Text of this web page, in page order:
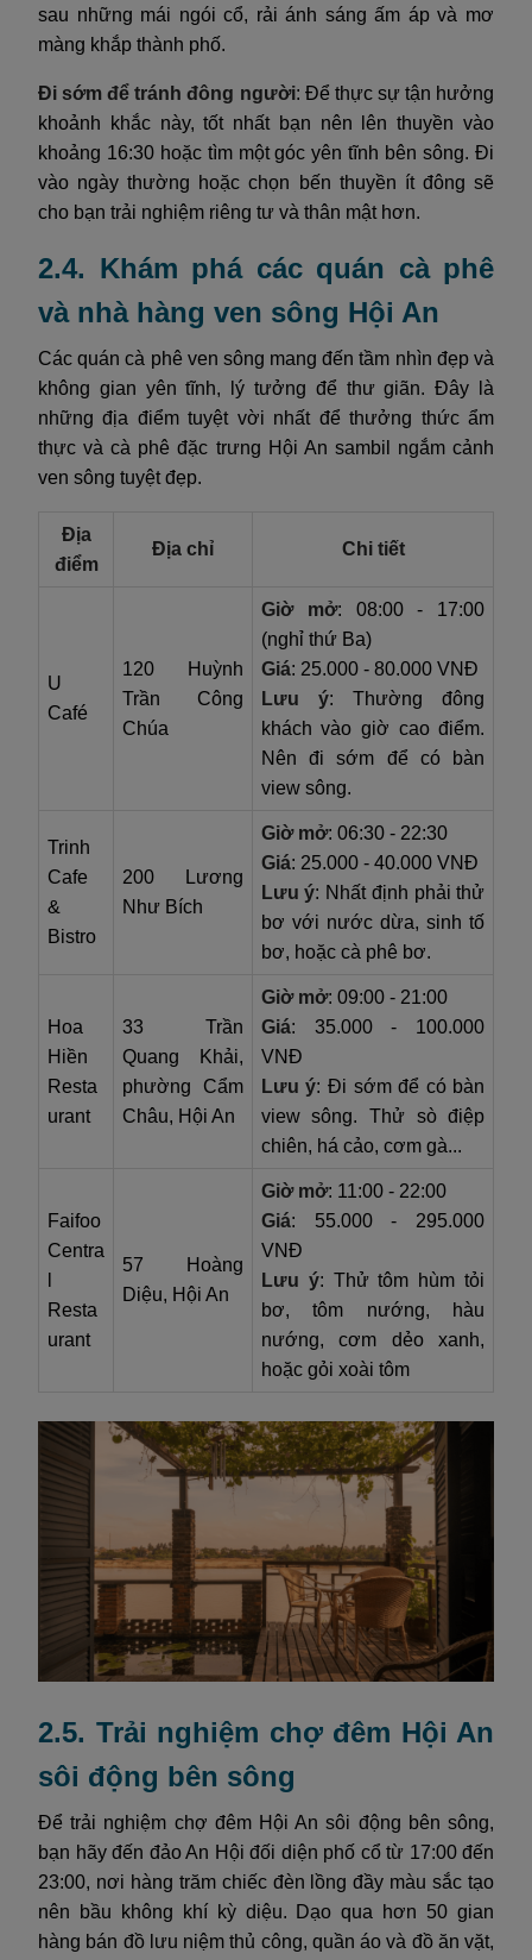
sau những mái ngói cổ, rải ánh sáng ấm áp và mơ
màng khắp thành phố.
Đi sớm để tránh đông người: Để thực sự tận hưởng
khoảnh khắc này, tốt nhất bạn nên lên thuyền vào
khoảng 16:30 hoặc tìm một góc yên tĩnh bên sông. Đi
vào ngày thường hoặc chọn bến thuyền ít đông sẽ
cho bạn trải nghiệm riêng tư và thân mật hơn.
2.4. Khám phá các quán cà phê
và nhà hàng ven sông Hội An
Các quán cà phê ven sông mang đến tầm nhìn đẹp và
không gian yên tĩnh, lý tưởng để thư giãn. Đây là
những địa điểm tuyệt vời nhất để thưởng thức ẩm
thực và cà phê đặc trưng Hội An sambil ngắm cảnh
ven sông tuyệt đẹp.
Địa
điểm
Địa chỉ Chi tiết
U
Café
120 Huỳnh
Trần Công
Chúa
Giờ mở: 08:00 - 17:00
(nghỉ thứ Ba)
Giá: 25.000 - 80.000 VNĐ
Lưu ý: Thường đông
khách vào giờ cao điểm.
Nên đi sớm để có bàn
view sông.
Trinh
Cafe
&
Bistro
200 Lương
Như Bích
Giờ mở: 06:30 - 22:30
Giá: 25.000 - 40.000 VNĐ
Lưu ý: Nhất định phải thử
bơ với nước dừa, sinh tố
bơ, hoặc cà phê bơ.
Hoa
Hiền
Resta
urant
33 Trần
Quang Khải,
phường Cẩm
Châu, Hội An
Giờ mở: 09:00 - 21:00
Giá: 35.000 - 100.000
VNĐ
Lưu ý: Đi sớm để có bàn
view sông. Thử sò điệp
chiên, há cảo, cơm gà...
Faifoo
Centra
Resta
urant
57 Hoàng
Diệu, Hội An
Giờ mở: 11:00 - 22:00
Giá: 55.000 - 295.000
VNĐ
Lưu ý: Thử tôm hùm tỏi
bơ, tôm nướng, hàu
nướng, cơm dẻo xanh,
hoặc gỏi xoài tôm
2.5. Trải nghiệm chợ đêm Hội An
sôi động bên sông
Để trải nghiệm chợ đêm Hội An sôi động bên sông,
bạn hãy đến đảo An Hội đối diện phố cổ từ 17:00 đến
23:00, nơi hàng trăm chiếc đèn lồng đầy màu sắc tạo
nên bầu không khí kỳ diệu. Dạo qua hơn 50 gian
hàng bán đồ lưu niệm thủ công, quần áo và đồ ăn vặt,